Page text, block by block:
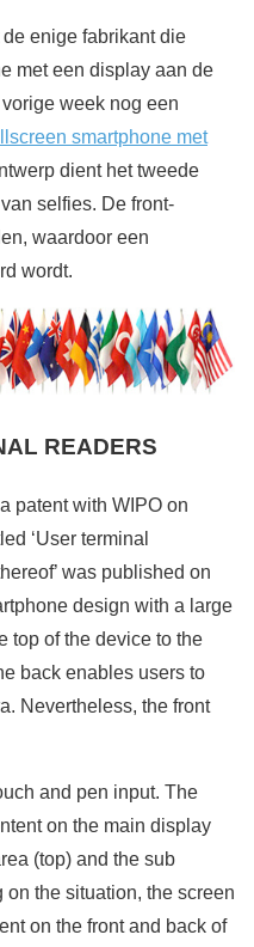
enige fabrikant die
met een display aan de
week nog een
smartphone met
dient het tweede
selfies. De front-
waardoor een
wordt.
READERS
patent with WIPO on
‘User terminal
was published on
design with a large
top of the device to the
back enables users to
Nevertheless, the front
and pen input. The
on the main display
(top) and the sub
the situation, the screen
on the front and back of